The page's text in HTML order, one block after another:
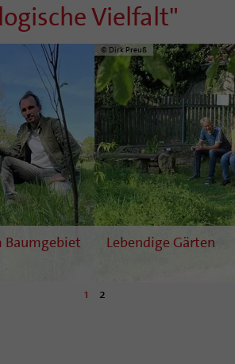
Vielfalt"
Baumgebiet
© Dirk Preuß
Lebendige Gärten
1 2